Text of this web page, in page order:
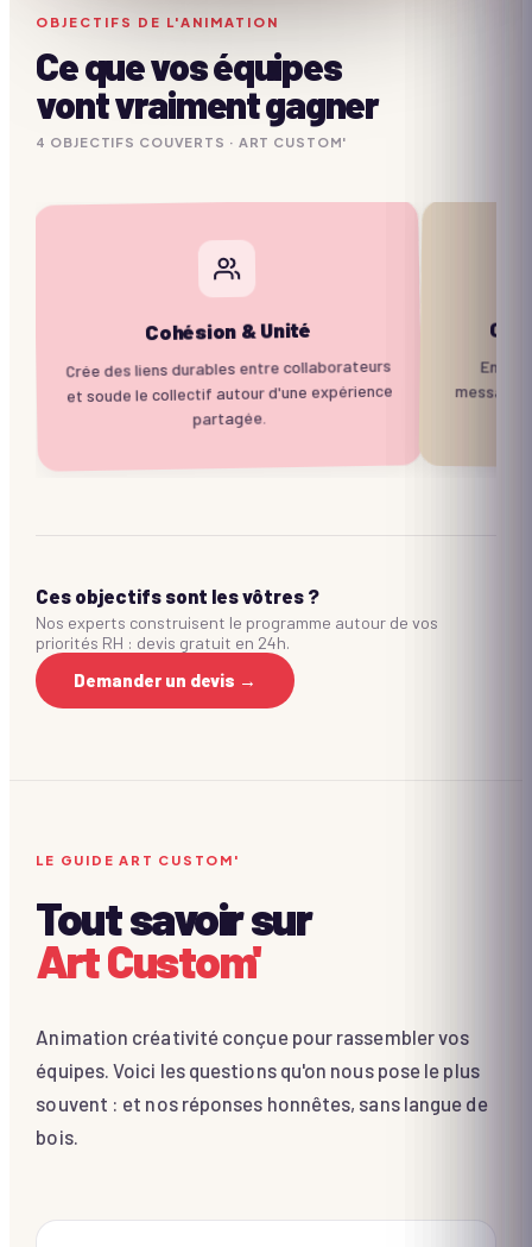
OBJECTIFS DE L'ANIMATION
Ce que vos équipes
vont vraiment gagner
4 OBJECTIFS COUVERTS · ART CUSTOM'
Cohésion & Unité
Crée des liens durables entre collaborateurs
et soude le collectif autour d'une expérience
partagée.
Ces objectifs sont les vôtres ?
Nos experts construisent le programme autour de vos
priorités RH : devis gratuit en 24h.
Demander un devis →
LE GUIDE ART CUSTOM'
Tout savoir sur
Art Custom'
Animation créativité conçue pour rassembler vos
équipes. Voici les questions qu'on nous pose le plus
souvent : et nos réponses honnêtes, sans langue de
bois.